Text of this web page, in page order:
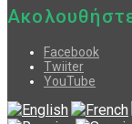
Facebook
Twiiter
YouTube